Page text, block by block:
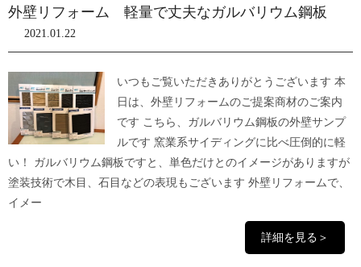
外壁リフォーム 軽量で丈夫なガルバリウム鋼板
2021.01.22
いつもご覧いただきありがとうございます 本
日は、外壁リフォームのご提案商材のご案内
です こちら、ガルバリウム鋼板の外壁サンプ
ルです 窯業系サイディングに比べ圧倒的に軽
い！ ガルバリウム鋼板ですと、単色だけとのイメージがありますが
塗装技術で木目、石目などの表現もございます 外壁リフォームで、
イメー
詳細を見る＞